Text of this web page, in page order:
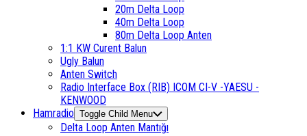
20m Delta Loop
40m Delta Loop
80m Delta Loop Anten
1:1 KW Curent Balun
Ugly Balun
Anten Switch
Radio Interface Box (RIB) ICOM CI-V -YAESU -
KENWOOD
Hamradio Toggle Child Menu
Delta Loop Anten Mantığı